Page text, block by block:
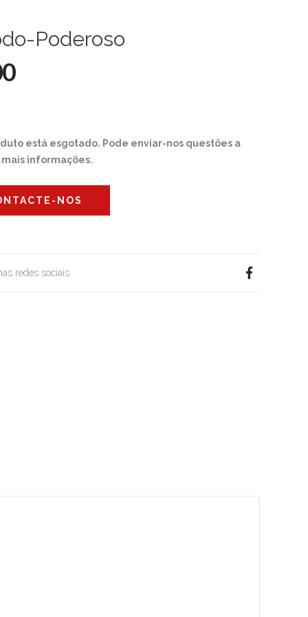
Poderoso
está esgotado. Pode enviar-nos questões a
informações.
NOS
redes sociais